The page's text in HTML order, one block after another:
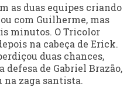
as duas equipes criando
com Guilherme, mas
minutos. O Tricolor
na cabeça de Erick.
duas chances,
defesa de Gabriel Brazão,
na zaga santista.